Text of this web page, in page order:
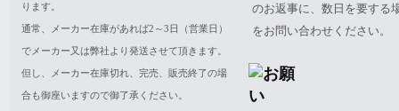
ります。
通常、メーカー在庫があれば2～3日（営業日）
でメーカー又は弊社より発送させて頂きます。
但し、メーカー在庫切れ、完売、販売終了の場
合も御座いますので御了承ください。
のお返事に、数日を要する
をお問い合わせください。